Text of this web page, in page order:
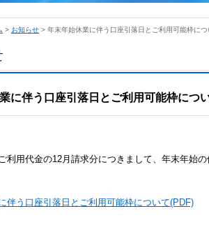
> お知らせ > 年末年始休業に伴う口座引落日とご利用可能枠につ
に伴う口座引落日とご利用可能枠につ
利用代金の12月請求分につきまして、年末年始
伴う口座引落日とご利用可能枠について(PDF)